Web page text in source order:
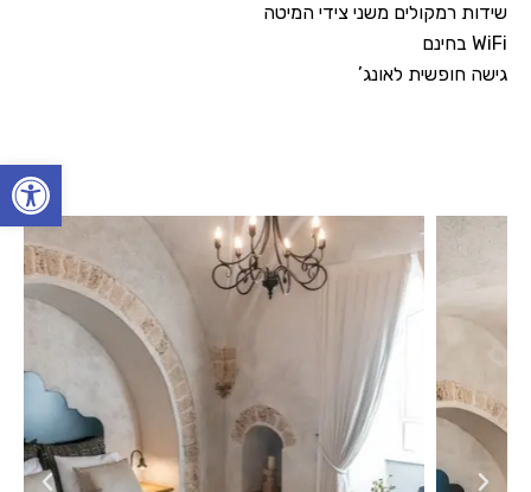
פתח
שידות רמקולים משני צידי המיטה
WiFi בחינם
גישה חופשית לאונג’